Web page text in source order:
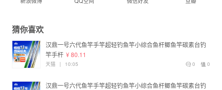
猜你喜欢
汉鼎一号六代鱼竿手竿超轻钓鱼竿小综合鱼杆鲫鱼竿碳素台钓
竿手杆 ¥ 80.11
0
0
天猫 | 10:05
汉鼎一号六代鱼竿手竿超轻钓鱼竿小综合鱼杆鲫鱼竿碳素台钓